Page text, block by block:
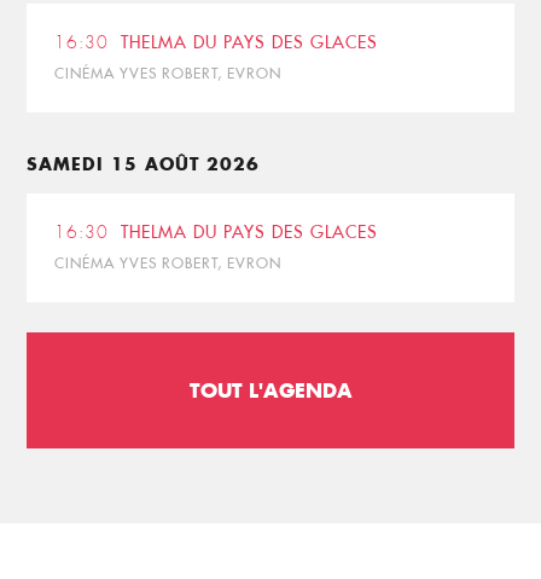
16:30 THELMA DU PAYS DES GLACES
CINÉMA YVES ROBERT, EVRON
SAMEDI 15 AOÛT 2026
16:30 THELMA DU PAYS DES GLACES
CINÉMA YVES ROBERT, EVRON
TOUT L'AGENDA